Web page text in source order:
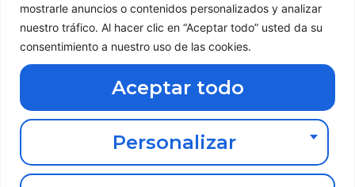
mostrarle anuncios o contenidos personalizados y analizar
nuestro tráfico. Al hacer clic en “Aceptar todo” usted da su
consentimiento a nuestro uso de las cookies.
Personalizar
Aceptar todo
Descarga nuestra App de Grupo
Ferga
Haz clic aquí abajo
2026 Grupo
Ferga | Todos
reservados.